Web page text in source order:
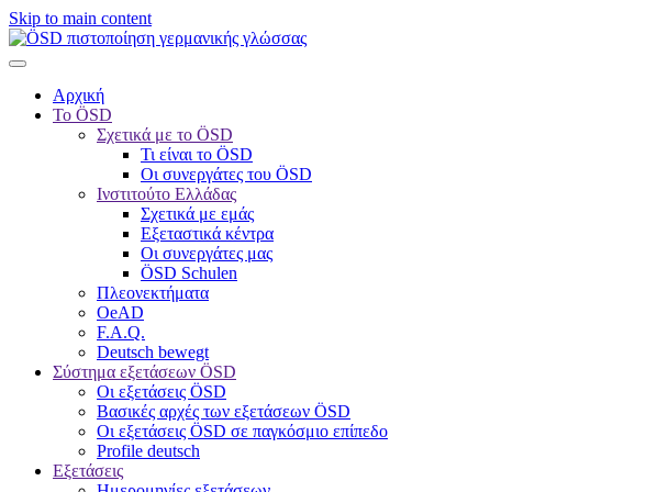
Skip to main content
Αρχική
Το ÖSD
Σχετικά με το ÖSD
Τι είναι το ÖSD
Οι συνεργάτες του ÖSD
Ινστιτούτο Ελλάδας
Σχετικά με εμάς
Εξεταστικά κέντρα
Οι συνεργάτες μας
ÖSD Schulen
Πλεονεκτήματα
OeAD
F.A.Q.
Deutsch bewegt
Σύστημα εξετάσεων ÖSD
Οι εξετάσεις ÖSD
Βασικές αρχές των εξετάσεων ÖSD
Οι εξετάσεις ÖSD σε παγκόσμιο επίπεδο
Profile deutsch
Εξετάσεις